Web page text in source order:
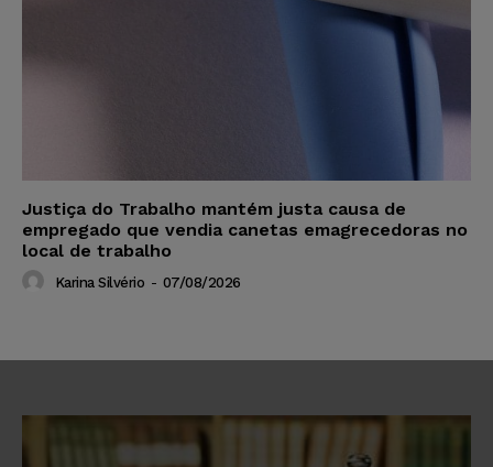
Justiça do Trabalho mantém justa causa de
empregado que vendia canetas emagrecedoras no
local de trabalho
Karina Silvério - 07/08/2026